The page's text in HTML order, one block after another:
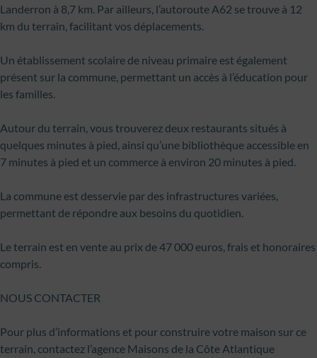
Landerron à 8,7 km. Par ailleurs, l’autoroute A62 se trouve à 12
km du terrain, facilitant vos déplacements.
Un établissement scolaire de niveau primaire est également
présent sur la commune, permettant un accès à l’éducation pour
les familles.
Autour du terrain, vous trouverez deux restaurants situés à
quelques minutes à pied, ainsi qu’une bibliothèque accessible en
7 minutes à pied et un commerce à environ 20 minutes à pied.
La commune est desservie par des infrastructures variées,
permettant de répondre aux besoins du quotidien.
Le terrain est en vente au prix de 47 000 euros, frais et honoraires
compris.
NOUS CONTACTER
Pour plus d’informations et pour construire votre maison sur ce
terrain, contactez l’agence Maisons de la Côte Atlantique